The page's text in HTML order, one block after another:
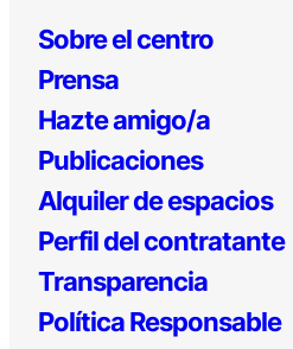
Sobre el centro
Prensa
Hazte amigo/a
Publicaciones
Alquiler de espacios
Perfil del contratante
Transparencia
Política Responsable